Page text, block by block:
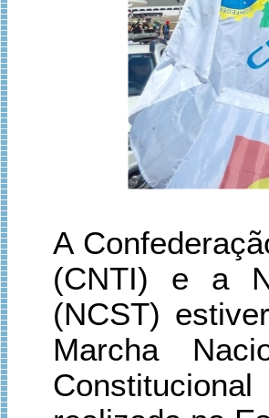
A
(CNTI) e a
(NCST)
Marcha